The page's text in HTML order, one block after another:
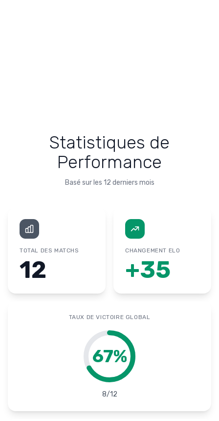
Statistiques de
Performance
Basé sur les 12 derniers mois
TOTAL DES MATCHS
12
CHANGEMENT ELO
+35
TAUX DE VICTOIRE GLOBAL
67%
8/12